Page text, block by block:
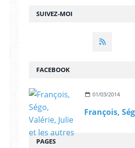
SUIVEZ-MOI
FACEBOOK
01/03/2014
PAGES